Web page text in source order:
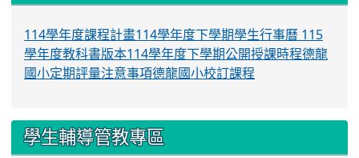
114學年度課程計畫114學年度下學期學生行事曆 115
學年度教科書版本114學年度下學期公開授課時程德龍
國小定期評量注意事項德龍國小校訂課程
學生輔導管教專區